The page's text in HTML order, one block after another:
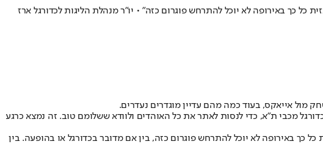
כך באירופה לא יוכל להתרחש פוגרום כזה" • יו"ר מנהלת הליגות לכדורגל ארז
מול אייאקס, בעוד כמה מהם עדיין מוגדרים נעדרים.
מכבי ת"א, כדי לנסות לאתר את כל האוהדים ולוודא ששלומם טוב. זה נמצא כרגע
כך באירופה לא יוכל להתרחש פוגרום כזה, בין אם מדובר בכדורגל או בהופעה. בין